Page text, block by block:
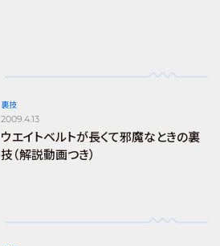
裏技
2009.4.13
ウエイトベルトが長くて邪魔なときの裏
技（解説動画つき）